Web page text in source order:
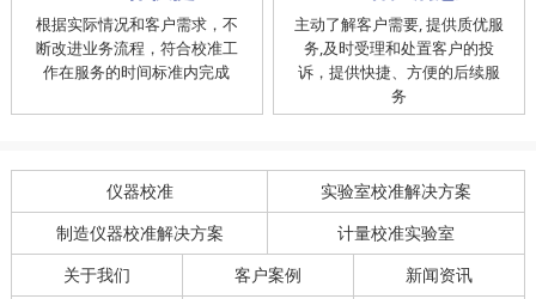
根据实际情况和客户需求，不
断改进业务流程，符合校准工
作在服务的时间标准内完成
主动了解客户需要, 提供质优服
务,及时受理和处置客户的投
诉，提供快捷、方便的后续服
务
仪器校准 实验室校准解决方案
制造仪器校准解决方案 计量校准实验室
关于我们 客户案例 新闻资讯